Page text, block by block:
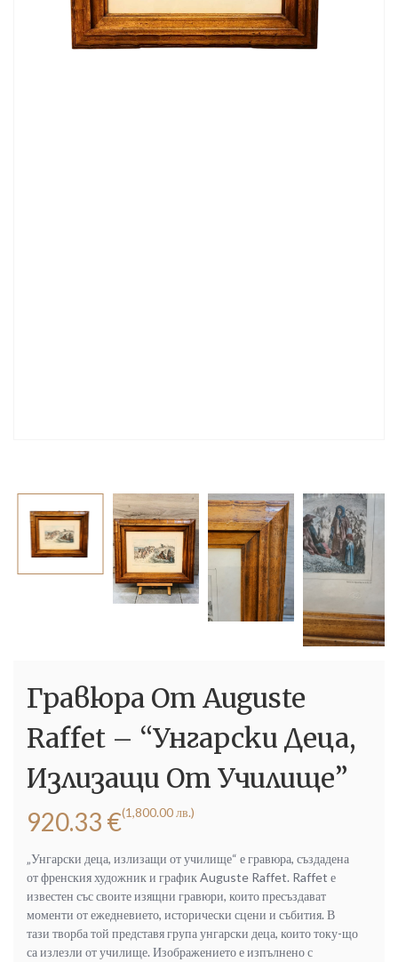
Гравюра От Auguste
Raffet – “Унгарски Деца,
Излизащи От Училище”
920.33 €(1,800.00 лв.)
„Унгарски деца, излизащи от училище“ е гравюра, създадена
от френския художник и график Auguste Raffet. Raffet е
известен със своите изящни гравюри, които пресъздават
моменти от ежедневието, исторически сцени и събития. В
тази творба той представя група унгарски деца, които току-що
са излезли от училище. Изображението е изпълнено с